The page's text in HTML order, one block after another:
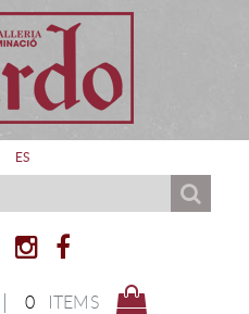
ES
0 ITEMS